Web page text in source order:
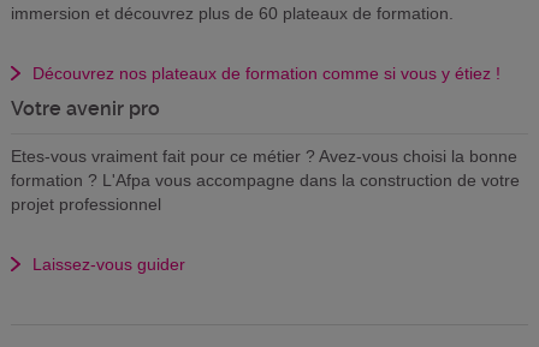
immersion et découvrez plus de 60 plateaux de formation.
Découvrez nos plateaux de formation comme si vous y étiez !
Votre avenir pro
Etes-vous vraiment fait pour ce métier ? Avez-vous choisi la bonne
formation ? L'Afpa vous accompagne dans la construction de votre
projet professionnel
Laissez-vous guider